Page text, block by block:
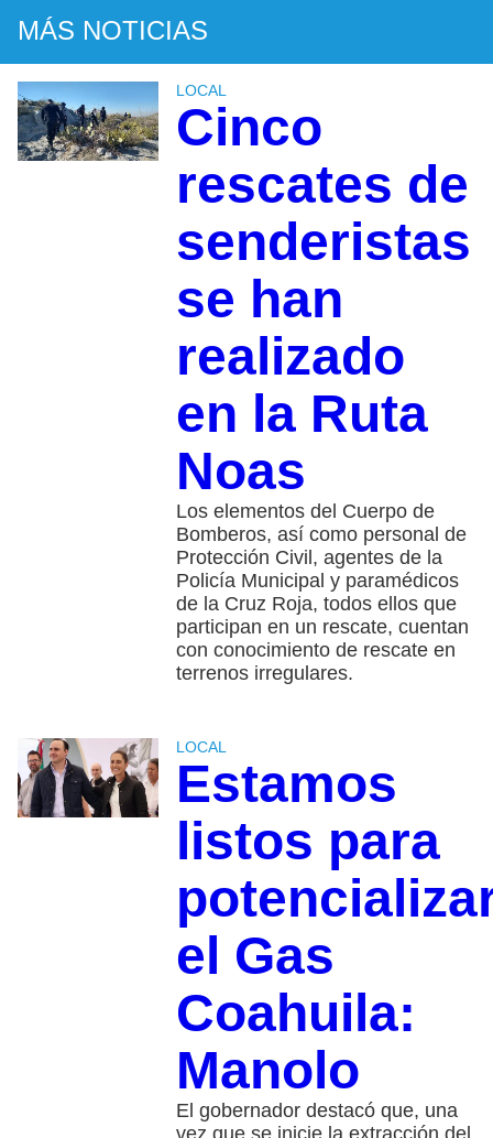
MÁS NOTICIAS
LOCAL
Cinco
rescates de
senderistas
se han
realizado
en la Ruta
Noas
Los elementos del Cuerpo de
Bomberos, así como personal de
Protección Civil, agentes de la
Policía Municipal y paramédicos
de la Cruz Roja, todos ellos que
participan en un rescate, cuentan
con conocimiento de rescate en
terrenos irregulares.
LOCAL
Estamos
listos para
el Gas
Coahuila:
Manolo
El gobernador destacó que, una